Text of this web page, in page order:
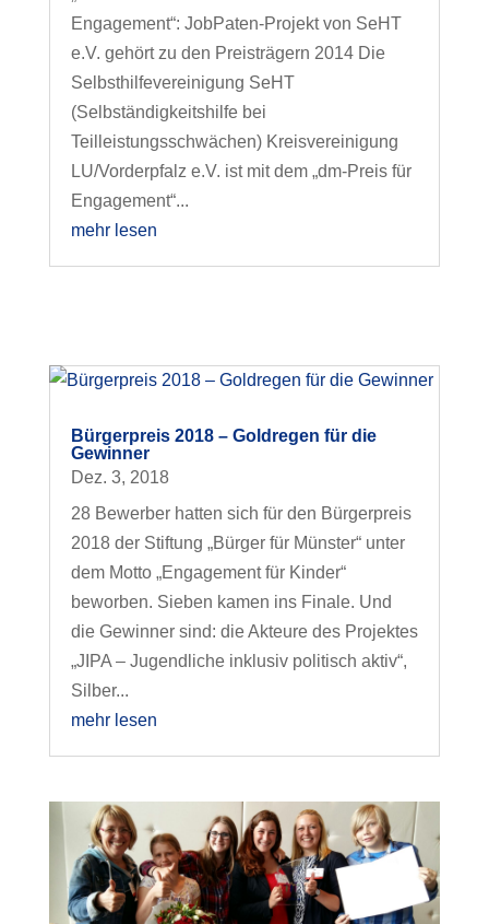
Engagement“: JobPaten-Projekt von SeHT
e.V. gehört zu den Preisträgern 2014 Die
Selbsthilfevereinigung SeHT
(Selbständigkeitshilfe bei
Teilleistungsschwächen) Kreisvereinigung
LU/Vorderpfalz e.V. ist mit dem „dm-Preis für
Engagement“...
mehr lesen
Bürgerpreis 2018 – Goldregen für die
Gewinner
Dez. 3, 2018
28 Bewerber hatten sich für den Bürgerpreis
2018 der Stiftung „Bürger für Münster“ unter
dem Motto „Engagement für Kinder“
beworben. Sieben kamen ins Finale. Und
die Gewinner sind: die Akteure des Projektes
„JIPA – Jugendliche inklusiv politisch aktiv“,
Silber...
mehr lesen